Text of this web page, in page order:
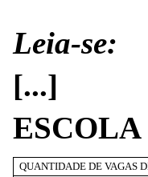
Leia-se:
[...]
QUANTIDADE DE VAGAS